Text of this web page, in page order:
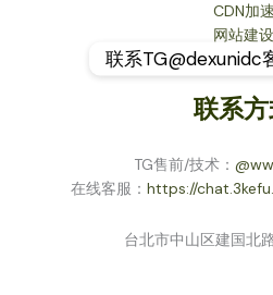
CDN加速
网站建设
联系
TG售前/技术：
在线客服： https://
台北市中山区建国北
联系TG@dexunidc